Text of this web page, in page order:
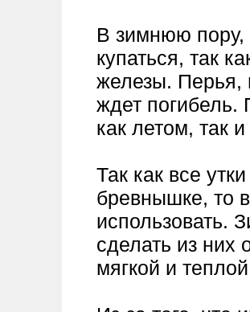
В зимнюю пору,
купаться, так
железы. Перья,
ждет
как летом, так
Так как все
бревнышке, то
использовать.
сделать из них
мягкой и